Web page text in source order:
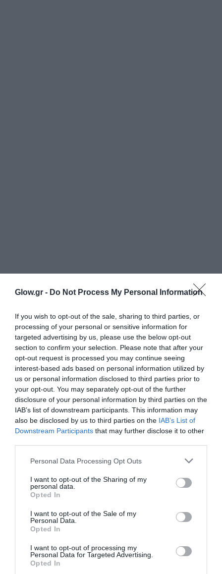
Glow.gr - Do Not Process My Personal Information
If you wish to opt-out of the sale, sharing to third parties, or
processing of your personal or sensitive information for
targeted advertising by us, please use the below opt-out
section to confirm your selection. Please note that after your
opt-out request is processed you may continue seeing
interest-based ads based on personal information utilized by
us or personal information disclosed to third parties prior to
your opt-out. You may separately opt-out of the further
disclosure of your personal information by third parties on the
IAB’s list of downstream participants. This information may
also be disclosed by us to third parties on the IAB’s List of
Downstream Participants that may further disclose it to other
Personal Data Processing Opt Outs
I want to opt-out of the Sharing of my
personal data.
Opted In
I want to opt-out of the Sale of my
Personal Data.
Opted In
I want to opt-out of processing my
Personal Data for Targeted Advertising.
Opted In